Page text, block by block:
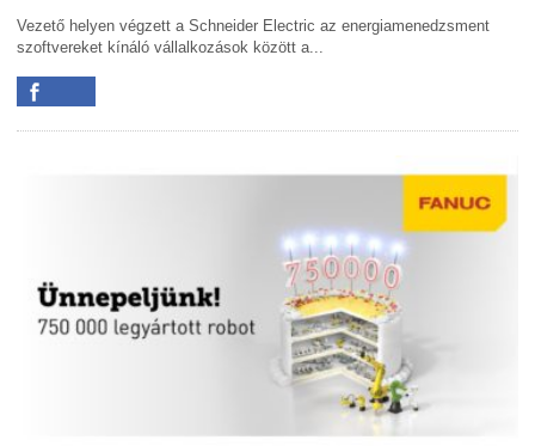
Vezető helyen végzett a Schneider Electric az energiamenedzsment
szoftvereket kínáló vállalkozások között a...